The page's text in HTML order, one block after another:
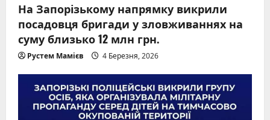
На Запорізькому напрямку викрили
посадовця бригади у зловживаннях на
суму близько 12 млн грн.
Рустем Мамієв 4 Березня, 2026